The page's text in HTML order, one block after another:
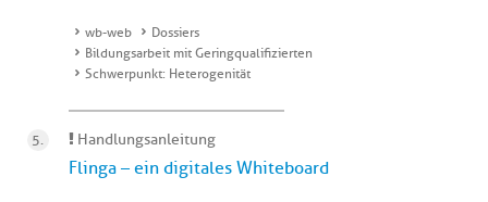
wb-web
Dossiers
Bildungsarbeit mit Geringqualifizierten
Schwerpunkt: Heterogenität
Handlungsanleitung
Flinga – ein digitales Whiteboard